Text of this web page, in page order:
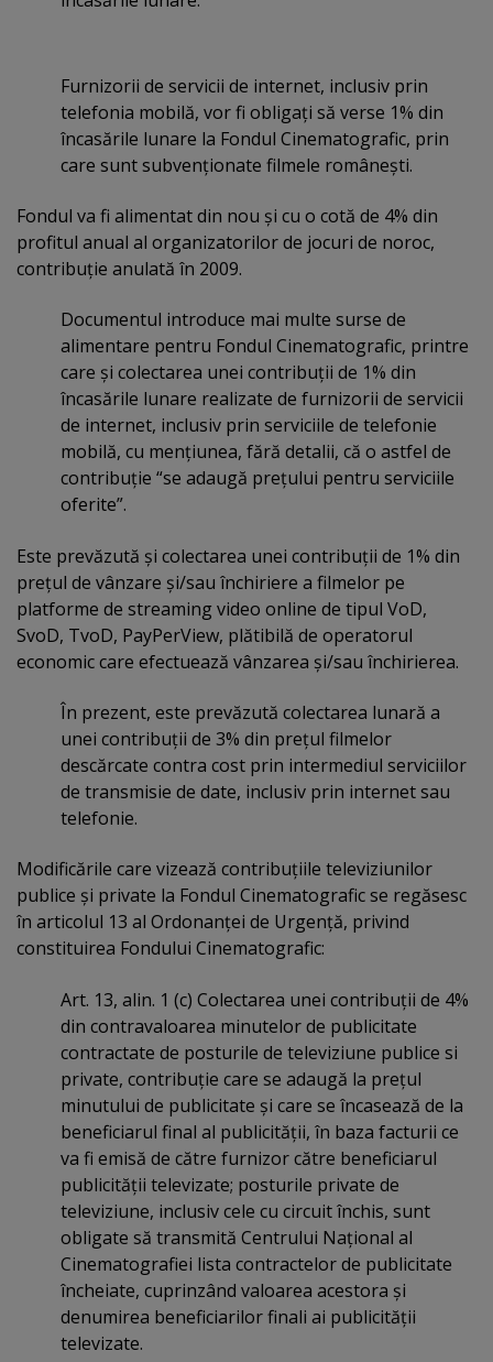
Furnizorii de servicii de internet, inclusiv prin
telefonia mobilă, vor fi obligaţi să verse 1% din
încasările lunare la Fondul Cinematografic, prin
care sunt subvenţionate filmele româneşti.
Fondul va fi alimentat din nou şi cu o cotă de 4% din
profitul anual al organizatorilor de jocuri de noroc,
contribuţie anulată în 2009.
Documentul introduce mai multe surse de
alimentare pentru Fondul Cinematografic, printre
care şi colectarea unei contribuţii de 1% din
încasările lunare realizate de furnizorii de servicii
de internet, inclusiv prin serviciile de telefonie
mobilă, cu menţiunea, fără detalii, că o astfel de
contribuţie “se adaugă preţului pentru serviciile
oferite”.
Este prevăzută şi colectarea unei contribuţii de 1% din
preţul de vânzare şi/sau închiriere a filmelor pe
platforme de streaming video online de tipul VoD,
SvoD, TvoD, PayPerView, plătibilă de operatorul
economic care efectuează vânzarea şi/sau închirierea.
În prezent, este prevăzută colectarea lunară a
unei contribuţii de 3% din preţul filmelor
descărcate contra cost prin intermediul serviciilor
de transmisie de date, inclusiv prin internet sau
telefonie.
Modificările care vizează contribuţiile televiziunilor
publice şi private la Fondul Cinematografic se regăsesc
în articolul 13 al Ordonanţei de Urgenţă, privind
constituirea Fondului Cinematografic:
Art. 13, alin. 1 (c) Colectarea unei contribuţii de 4%
din contravaloarea minutelor de publicitate
contractate de posturile de televiziune publice si
private, contribuţie care se adaugă la preţul
minutului de publicitate şi care se încasează de la
beneficiarul final al publicităţii, în baza facturii ce
va fi emisă de către furnizor către beneficiarul
publicităţii televizate; posturile private de
televiziune, inclusiv cele cu circuit închis, sunt
obligate să transmită Centrului Naţional al
Cinematografiei lista contractelor de publicitate
încheiate, cuprinzând valoarea acestora şi
denumirea beneficiarilor finali ai publicităţii
televizate.